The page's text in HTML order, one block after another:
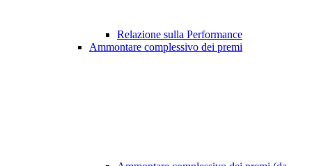
Relazione sulla Performance
Ammontare complessivo dei premi